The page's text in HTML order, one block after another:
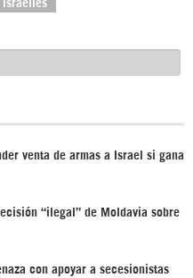
israelíes
venta de armas a Israel si gana
“ilegal” de Moldavia sobre
con apoyar a secesionistas